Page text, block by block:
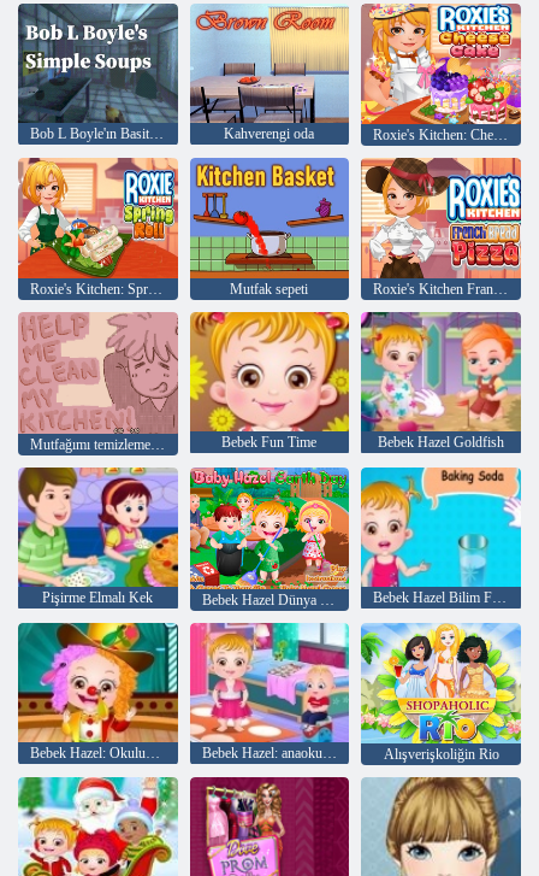
Bob L Boyle'ın Basit Çorbaları Kahverengi oda Roxie's Kitchen: Cheesecake
Roxie's Kitchen: Spring Roll Mutfak sepeti Roxie's Kitchen Fransız Ekmek Pizza
Bebek Fun Time Bebek Hazel Goldfish
Pişirme Elmalı Kek Bebek Hazel Bilim Fuarı Oyna
Bebek Hazel: Okulun Yıllık günü Bebek Hazel: anaokulunda bir gün Alışverişkoliğin Rio